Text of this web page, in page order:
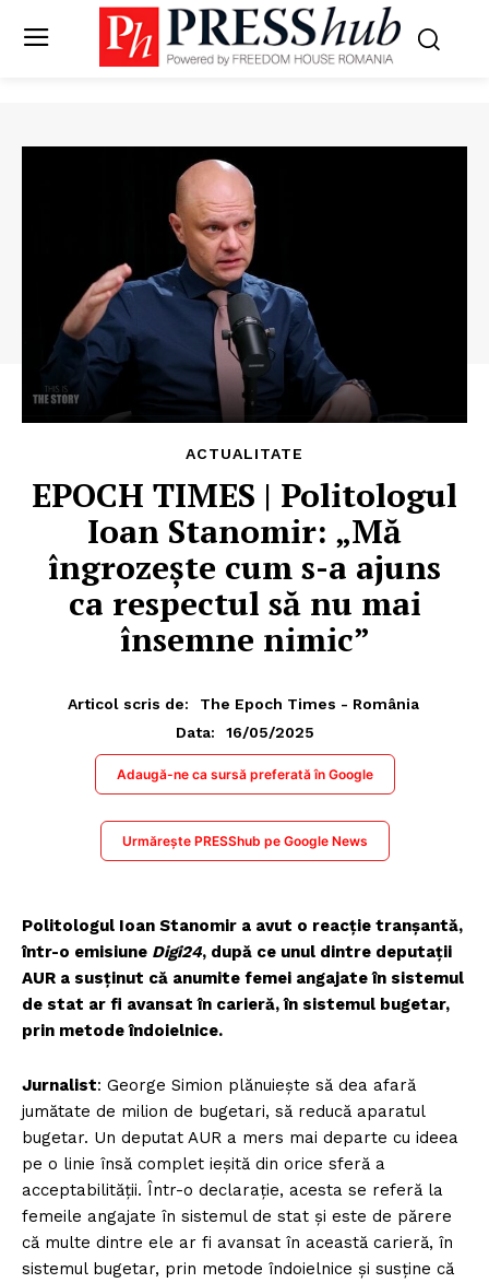
ACTUALITATE
EPOCH TIMES | Politologul
Ioan Stanomir: „Mă
îngrozeşte cum s-a ajuns
ca respectul să nu mai
însemne nimic”
Articol scris de:
The Epoch Times - România
Data:
16/05/2025
Adaugă-ne ca sursă preferată în Google
Urmărește PRESShub pe Google News
Politologul Ioan Stanomir a avut o reacţie tranşantă,
într-o emisiune Digi24, după ce unul dintre deputaţii
AUR a susţinut că anumite femei angajate în sistemul
de stat ar fi avansat în carieră, în sistemul bugetar,
prin metode îndoielnice.
Jurnalist: George Simion plănuieşte să dea afară
jumătate de milion de bugetari, să reducă aparatul
bugetar. Un deputat AUR a mers mai departe cu ideea
pe o linie însă complet ieşită din orice sferă a
acceptabilităţii. Într-o declaraţie, acesta se referă la
femeile angajate în sistemul de stat şi este de părere
că multe dintre ele ar fi avansat în această carieră, în
sistemul bugetar, prin metode îndoielnice şi susţine că